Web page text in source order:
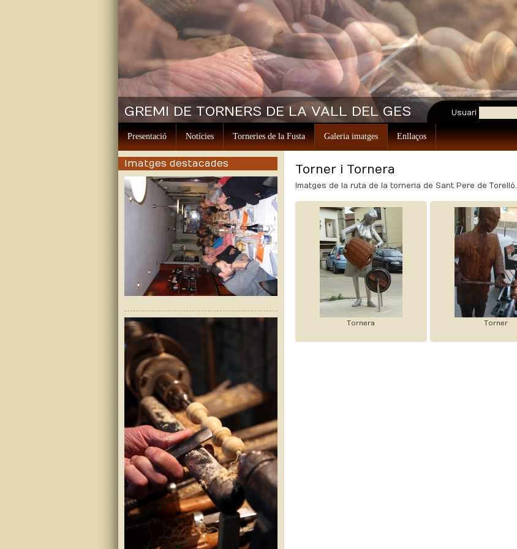
Usuari
GREMI DE TORNERS DE LA VALL DEL GES
Presentació Notícies Torneries de la Fusta Galeria imatges Enllaços
Imatges destacades Torner i Tornera
Imatges de la ruta de la torneria de Sant Pere de Torelló.
Tornera Torner